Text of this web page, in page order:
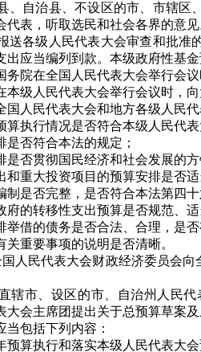
治县、不设区的市、市辖区、
代表，听取选民和社会各界的意
级人民代表大会审查和批准的
出应当编列到款。本级政府性基
在全国人民代表大会举行会议
级人民代表大会举行会议时，向
民代表大会和地方各级人民代
执行情况是否符合本级人民代表
否符合本法的规定；
否贯彻国民经济和社会发展的方
重大投资项目的预算安排是否适
是否完整，是否符合本法第四十
的转移性支出预算是否规范、适
借的债务是否合法、合理，是否
重要事项的说明是否清晰。
民代表大会财政经济委员会向
市、设区的市、自治州人民代
大会主席团提出关于总预算草案
包括下列内容：
算执行和落实本级人民代表大会